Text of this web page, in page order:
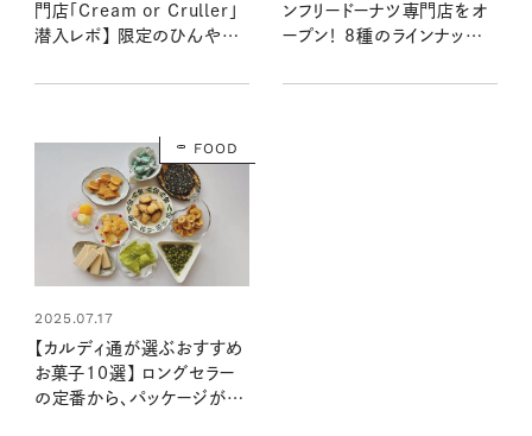
門店「Cream or Cruller」
潜入レポ】 限定のひんやり
食べてみた！
ンフリードーナツ専門店をオ
ープン！ 8種のラインナップと
しいドーナツ屋さん見っけ＠
FOOD
2025.07.17
【カルディ通が選ぶおすすめ
お菓子10選】 ロングセラー
の定番から、パッケージがか